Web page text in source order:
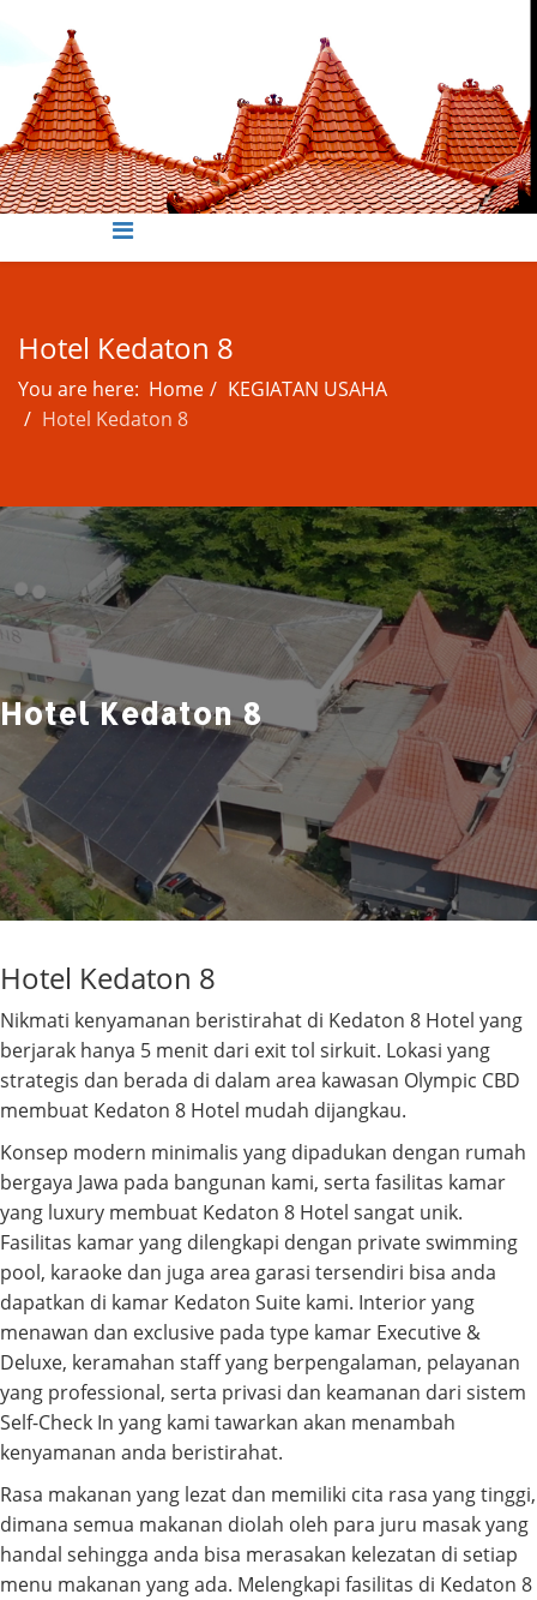
Hotel Kedaton 8
You are here: Home
KEGIATAN USAHA
Hotel Kedaton 8
Hotel Kedaton 8
Hotel Kedaton 8
Nikmati kenyamanan beristirahat di Kedaton 8 Hotel yang
berjarak hanya 5 menit dari exit tol sirkuit. Lokasi yang
strategis dan berada di dalam area kawasan Olympic CBD
membuat Kedaton 8 Hotel mudah dijangkau.
Konsep modern minimalis yang dipadukan dengan rumah
bergaya Jawa pada bangunan kami, serta fasilitas kamar
yang luxury membuat Kedaton 8 Hotel sangat unik.
Fasilitas kamar yang dilengkapi dengan private swimming
pool, karaoke dan juga area garasi tersendiri bisa anda
dapatkan di kamar Kedaton Suite kami. Interior yang
menawan dan exclusive pada type kamar Executive &
Deluxe, keramahan staff yang berpengalaman, pelayanan
yang professional, serta privasi dan keamanan dari sistem
Self-Check In yang kami tawarkan akan menambah
kenyamanan anda beristirahat.
Rasa makanan yang lezat dan memiliki cita rasa yang tinggi,
dimana semua makanan diolah oleh para juru masak yang
handal sehingga anda bisa merasakan kelezatan di setiap
menu makanan yang ada. Melengkapi fasilitas di Kedaton 8